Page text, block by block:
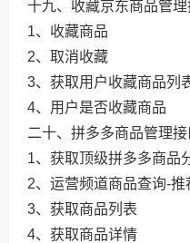
十九、收藏京东商品管理
1、收藏商品
2、取消收藏
3、获取用户收藏商品列
4、用户是否收藏商品
二十、拼多多商品管理接
1、获取顶级拼多多商品
2、运营频道商品查询-
3、获取商品列表
4、获取商品详情